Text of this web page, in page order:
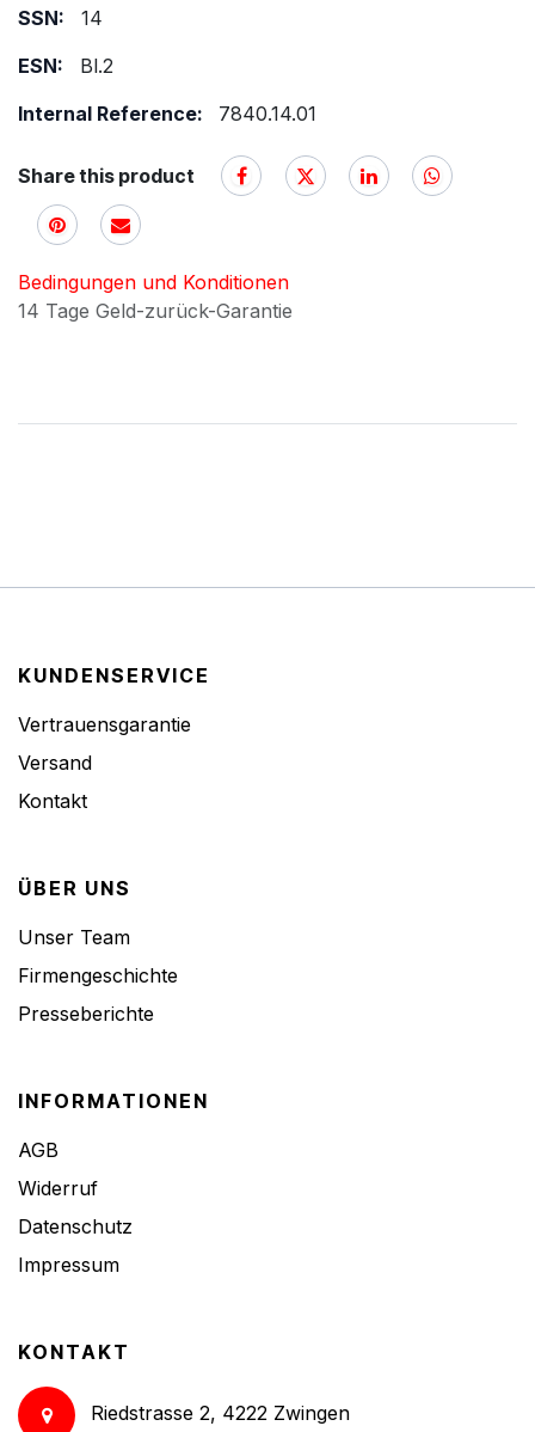
SSN:
14
ESN:
Bl.2
Internal Reference:
7840.14.01
Share this product
Bedingungen und Konditionen
14 Tage Geld-zurück-Garantie
KUNDENSERVICE
Vertrauensgarantie
Versand
Kontakt
ÜBER UNS
Unser Team
Firmengeschichte
Presseberichte
INFORMATIONEN
AGB
Widerruf
Datenschutz
Impressum
KONTAKT
Riedstrasse 2, 4222 Zwingen